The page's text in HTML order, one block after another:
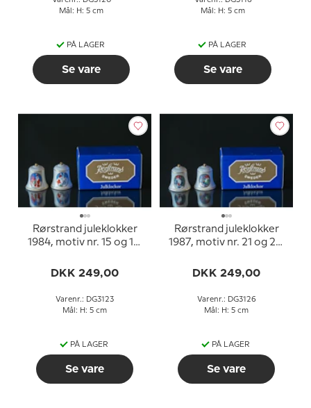
Mål: H: 5 cm
PÅ LAGER
Se vare
Mål: H: 5 cm
PÅ LAGER
Se vare
Rørstrand juleklokker
1984, motiv nr. 15 og 16,
DKK 249,00
Varenr.: DG3123
Mål: H: 5 cm
PÅ LAGER
Se vare
Rørstrand juleklokker
1987, motiv nr. 21 og 22,
DKK 249,00
Varenr.: DG3126
Mål: H: 5 cm
PÅ LAGER
Se vare